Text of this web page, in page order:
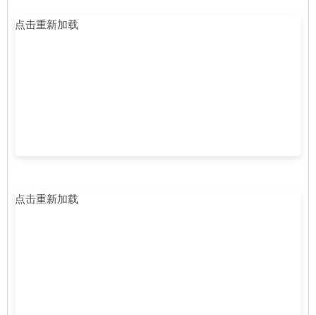
点击重新加载
点击重新加载